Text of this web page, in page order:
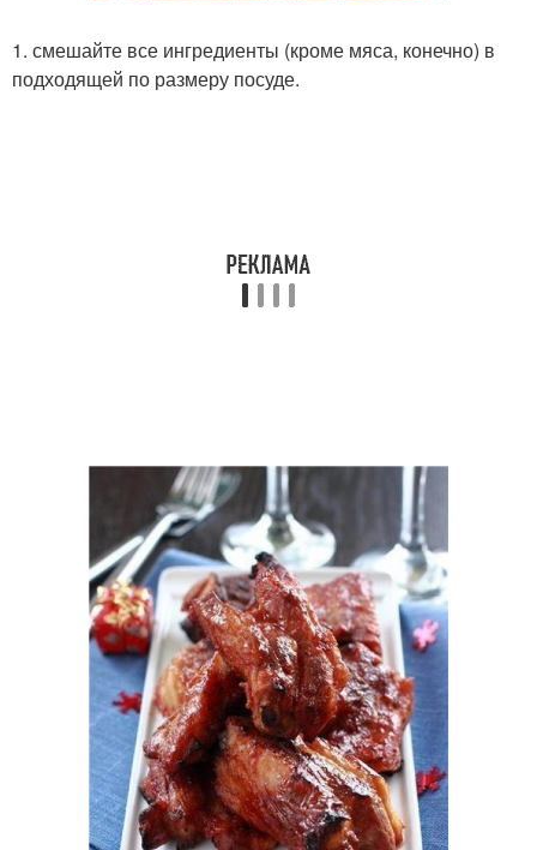
1. смешайте все ингредиенты (кроме мяса, конечно) в
подходящей по размеру посуде.